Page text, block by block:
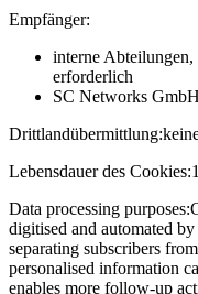
Empfänger:
interne
erforderlich
SC Networks GmbH
Drittlandübermittlung:
Lebensdauer des Cookies:
Data processing purposes:
digitised and automated
separating subscribers
personalised information
enables more follow-up